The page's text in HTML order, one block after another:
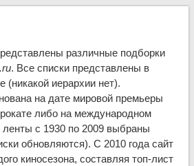
различные подборки
. Все списки представлены в
(никакой иерархии нет).
на дате мировой премьеры
либо на международном
с 1930 по 2009 выбраны
обновляются). С 2010 года сайт
киносезона, составляя топ-лист